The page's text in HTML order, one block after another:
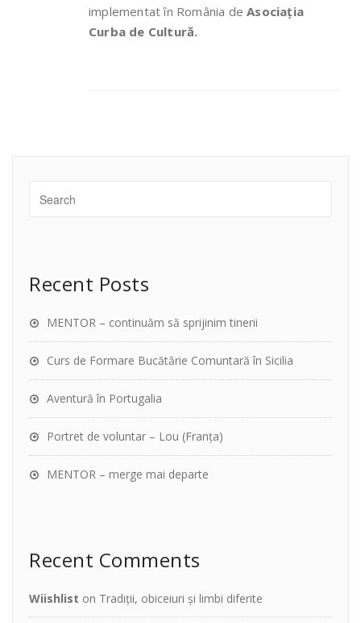
implementat în România deAsociația
Curba de Cultură.
Recent Posts
MENTOR – continuăm să sprijinim tinerii
Curs de Formare Bucătărie Comuntară în Sicilia
Aventură în Portugalia
Portret de voluntar – Lou (Franța)
MENTOR – merge mai departe
Recent Comments
Wiishlist on Tradiții, obiceiuri și limbi diferite